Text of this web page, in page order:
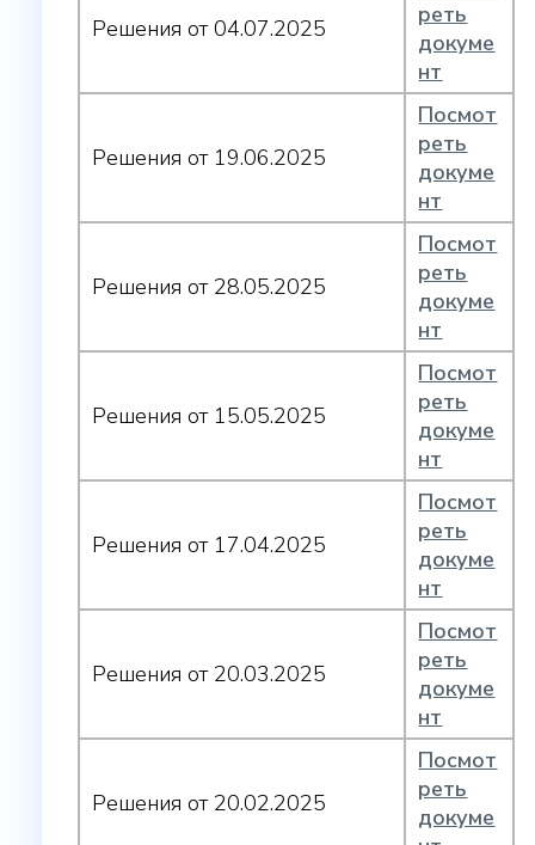
Решения от 04.07.2025
реть
докуме
нт
Решения от 19.06.2025
Посмот
реть
докуме
нт
Решения от 28.05.2025
Посмот
реть
докуме
нт
Решения от 15.05.2025
Посмот
реть
докуме
нт
Решения от 17.04.2025
Посмот
реть
докуме
нт
Решения от 20.03.2025
Посмот
реть
докуме
нт
Решения от 20.02.2025
Посмот
реть
докуме